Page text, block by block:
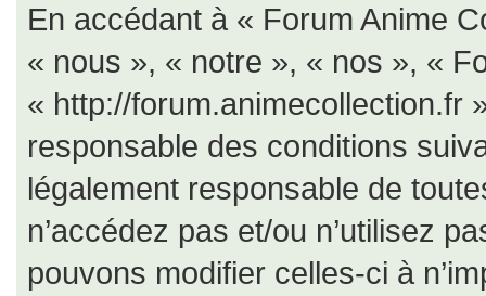
En accédant à « Forum Anime
« nous », « notre », « nos », «
« http://forum.animecollection.fr
responsable des conditions
légalement responsable de
n’accédez pas et/ou n’utilisez
pouvons modifier celles-ci à